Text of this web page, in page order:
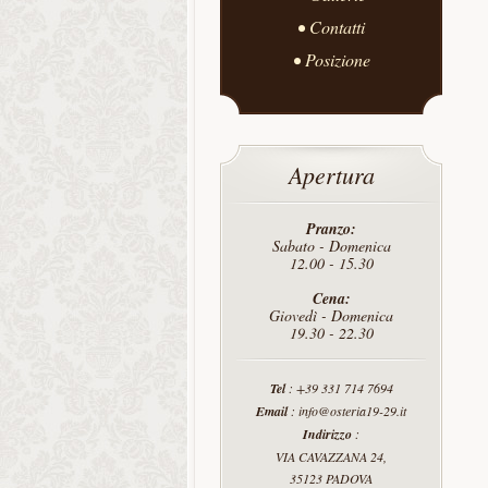
Contatti
Posizione
Apertura
Pranzo:
Sabato - Domenica
12.00 - 15.30
Cena:
Giovedì - Domenica
19.30 - 22.30
Tel: +39 331 714 7694
Email: info@osteria19-29.it
Indirizzo :
VIA CAVAZZANA 24,
35123 PADOVA